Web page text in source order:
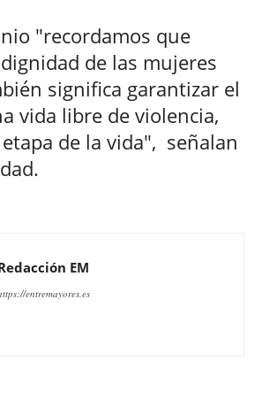
"recordamos que
de las mujeres
significa garantizar el
vida libre de violencia,
de la vida", señalan
EM
entremayores.es